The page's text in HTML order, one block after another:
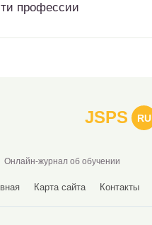
профессии
JSPS RU
Онлайн-журнал об обучении
Карта сайта Контакты